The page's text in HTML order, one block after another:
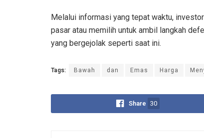
Melalui informasi yang tepat waktu,
pasar atau memilih untuk ambil langkah
yang bergejolak seperti saat ini.
Tags: Bawah dan Emas Harga
Share 30